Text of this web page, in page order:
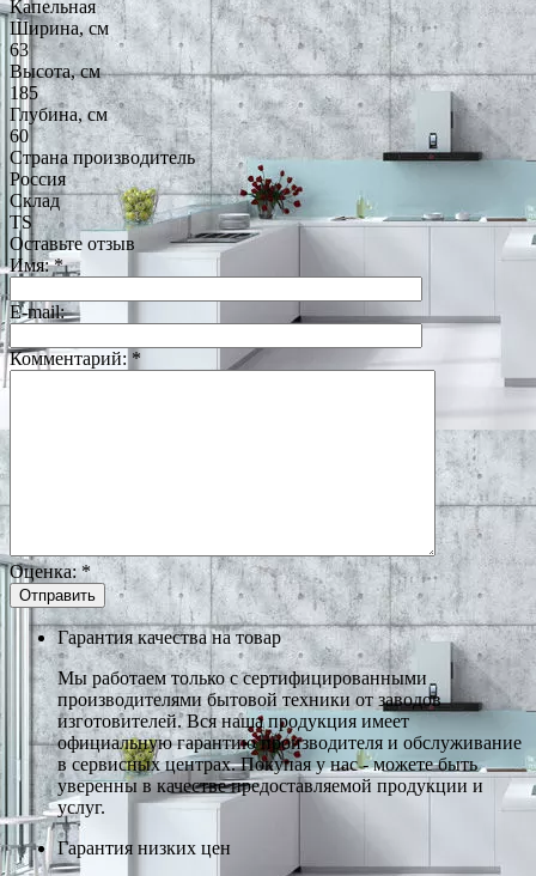
Капельная
Ширина, см
63
Высота, см
185
Глубина, см
60
Страна производитель
Россия
Склад
TS
Оставьте отзыв
Имя:*
E-mail:
Комментарий: *
Оценка:*
Гарантия качества на товар
Мы работаем только с сертифицированными
производителями бытовой техники от заводов
изготовителей. Вся наша продукция имеет
официальную гарантию производителя и обслуживание
в сервисных центрах. Покупая у нас - можете быть
уверенны в качестве предоставляемой продукции и
услуг.
Гарантия низких цен